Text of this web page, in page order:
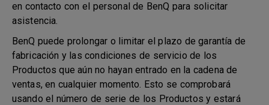
en contacto con el personal de BenQ para solicitar
asistencia.
BenQ puede prolongar o limitar el plazo de garantía de
fabricación y las condiciones de servicio de los
Productos que aún no hayan entrado en la cadena de
ventas, en cualquier momento. Esto se comprobará
usando el número de serie de los Productos y estará